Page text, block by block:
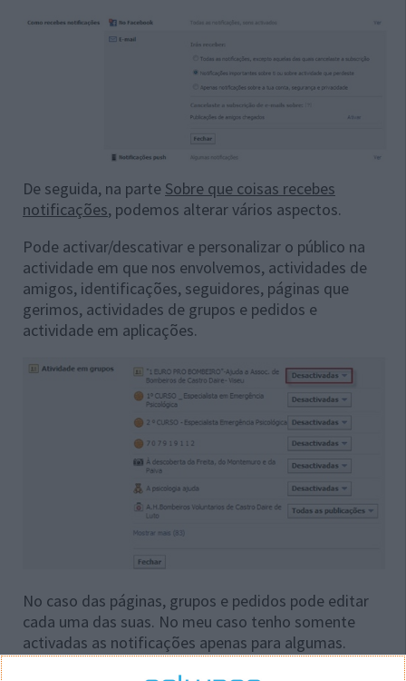
De seguida, na parte Sobre que coisas recebes
notificações, podemos alterar vários aspectos.
Pode activar/descativar e personalizar o público na
actividade em que nos envolvemos, actividades de
amigos, identificações, seguidores, páginas que
gerimos, actividades de grupos e pedidos e
actividade em aplicações.
No caso das páginas, grupos e pedidos pode editar
cada uma das suas. No meu caso tenho somente
activadas as notificações apenas para algumas.